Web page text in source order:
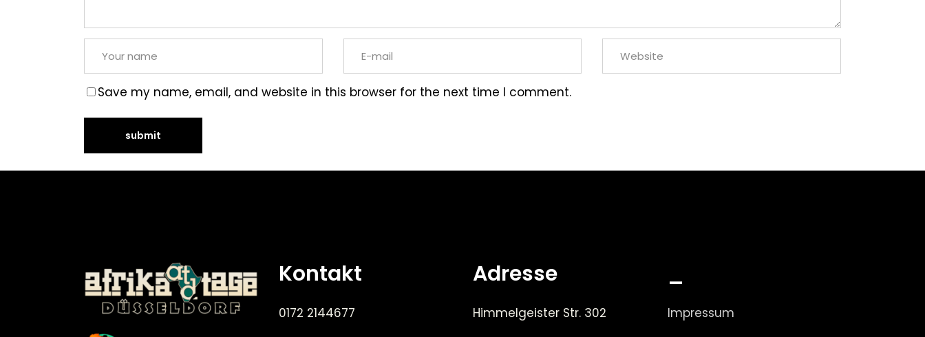
Save my name, email, and website in this browser for the next time I comment.
Kontakt
0172 2144677
Adresse
Himmelgeister Str. 302
_
Impressum